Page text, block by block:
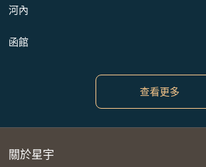
河內
函館
查看更多
關於星宇